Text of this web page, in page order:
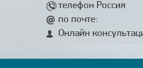
телефон Россия
по почте:
Онлайн